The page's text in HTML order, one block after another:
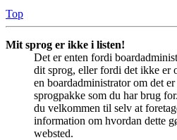
Top
Mit sprog er ikke i listen!
Det er enten fordi
dit sprog, eller fordi det ikke er
en boardadministrator om det
sprogpakke som du har brug
du velkommen til selv at
information om hvordan dette
websted.